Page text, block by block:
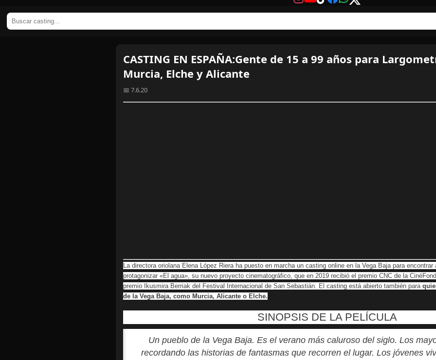
CASTING EN ESPAÑA:Gente de 15 a 99 años para
Murcia, Elche y Alicante
📅 7.6.20
La directora oriolana Elena López Riera ha puesto en marcha un casting online en la Vega Baja para
protagonizar «El agua», su nuevo proyecto cinematográfico, que en 2019 recibió el premio CNC de la
premio Ikusmira Berriak del Festival Internacional de San Sebastián. El casting está abierto también para
de la Vega Baja, como Murcia, Alicante o Elche.
SINOPSIS DE LA PELÍCULA
Un pueblo de la Vega Baja. Es el verano más caluroso del siglo. Los
recordando las historias de fantasmas que recorren el lugar. Los jóvenes